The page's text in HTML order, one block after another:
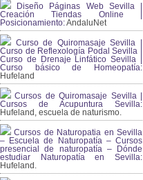
Diseño Páginas Web Sevilla |
Creación Tiendas Online |
Posicionamiento:AndaluNet
Curso de Quiromasaje Sevilla |
Curso de Reflexología Podal Sevilla |
Curso de Drenaje Linfático Sevilla |
Curso básico de Homeopatía:
Hufeland
Cursos de Quiromasaje Sevilla |
Cursos de Acupuntura Sevilla:
Hufeland, escuela de naturismo.
Cursos de Naturopatia en Sevilla
– Escuela de Naturopatía – Cursos
presencial de naturopatía – Dónde
estudiar Naturopatía en Sevilla:
Hufeland.